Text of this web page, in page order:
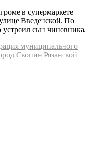
в супермаркете
Введенской. По
сын чиновника.
муниципального
Скопин Рязанской